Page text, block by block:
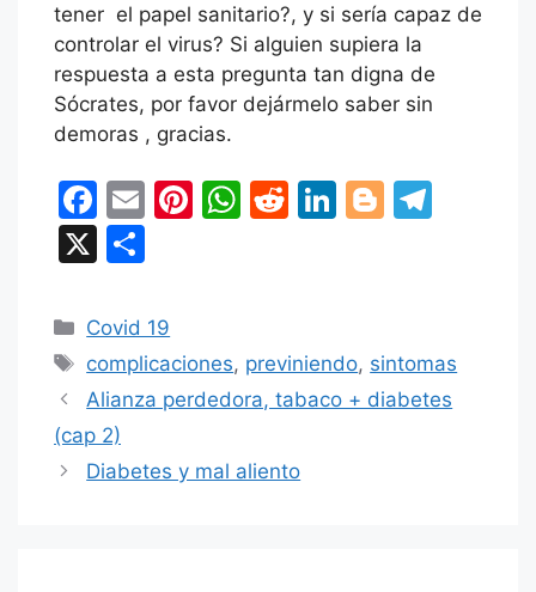
tener el papel sanitario?, y si sería capaz de
controlar el virus? Si alguien supiera la
respuesta a esta pregunta tan digna de
Sócrates, por favor dejármelo saber sin
demoras , gracias.
F
a
c
e
b
o
o
k
E
l
Pi
st
W
A
p
R
t
Li
dI
n
Bl
er a
m
X
m
p
ar
Categorías
Covid 19
Etiquetas
complicaciones, previniendo, sintomas
Alianza perdedora, tabaco + diabetes
(cap 2)
Diabetes y mal aliento